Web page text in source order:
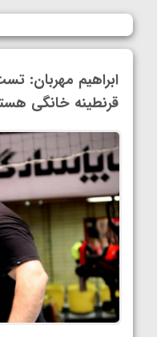
ابراهیم مهربان:
قرنطینه خانگی